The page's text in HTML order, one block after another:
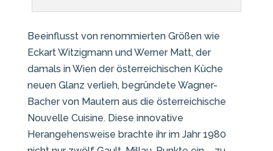
Beeinflusst von renommierten Größen wie
Eckart Witzigmann und Werner Matt, der
damals in Wien der österreichischen Küche
neuen Glanz verlieh, begründete Wagner-
Bacher von Mautern aus die österreichische
Nouvelle Cuisine. Diese innovative
Herangehensweise brachte ihr im Jahr 1980